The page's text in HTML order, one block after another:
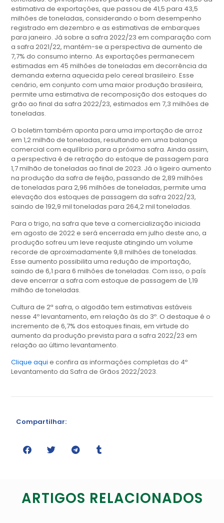
estimativa de exportações, que passou de 41,5 para 43,5
milhões de toneladas, considerando o bom desempenho
registrado em dezembro e as estimativas de embarques
para janeiro. Já sobre a safra 2022/23 em comparação com
a safra 2021/22, mantém-se a perspectiva de aumento de
7,7% do consumo interno. As exportações permanecem
estimadas em 45 milhões de toneladas em decorrência da
demanda externa aquecida pelo cereal brasileiro. Esse
cenário, em conjunto com uma maior produção brasileira,
permite uma estimativa de recomposição dos estoques do
grão ao final da safra 2022/23, estimados em 7,3 milhões de
toneladas.
O boletim também aponta para uma importação de arroz
em 1,2 milhão de toneladas, resultando em uma balança
comercial com equilíbrio para a próxima safra. Ainda assim,
a perspectiva é de retração do estoque de passagem para
1,7 milhão de toneladas ao final de 2023. Já o ligeiro aumento
na produção da safra de feijão, passando de 2,89 milhões
de toneladas para 2,96 milhões de toneladas, permite uma
elevação dos estoques de passagem da safra 2022/23,
saindo de 192,9 mil toneladas para 264,2 mil toneladas.
Para o trigo, na safra que teve a comercialização iniciada
em agosto de 2022 e será encerrada em julho deste ano, a
produção sofreu um leve reajuste atingindo um volume
recorde de aproximadamente 9,8 milhões de toneladas.
Esse aumento possibilita uma redução de importação,
saindo de 6,1 para 6 milhões de toneladas. Com isso, o país
deve encerrar a safra com estoque de passagem de 1,19
milhão de toneladas.
Cultura de 2ª safra, o algodão tem estimativas estáveis
nesse 4º levantamento, em relação às do 3º. O destaque é o
incremento de 6,7% dos estoques finais, em virtude do
aumento da produção prevista para a safra 2022/23 em
relação ao último levantamento.
Clique aquie confira as informações completas do 4º
Levantamento da Safra de Grãos 2022/2023.
Compartilhar:
ARTIGOS RELACIONADOS